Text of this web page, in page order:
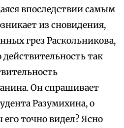
впоследствии самым
из сновидения,
грез Раскольникова,
так
Он спрашивает
Разумихина, о
точно видел? Ясно